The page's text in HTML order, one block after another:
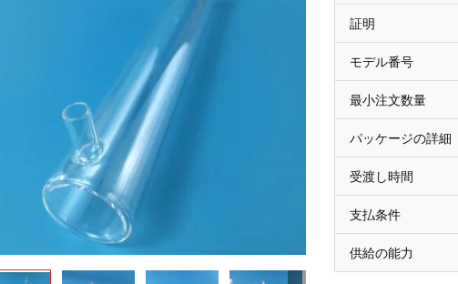
証明
モデル番号
最小注文数量
パッケージの詳細
受渡し時間
支払条件
供給の能力